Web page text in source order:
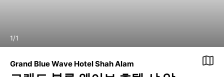
1/1
Grand Blue Wave Hotel Shah Alam